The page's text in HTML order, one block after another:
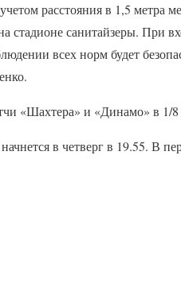
расстояния в 1,5 метра
стадионе санитайзеры. При
всех норм будет
«Шахтера» и «Динамо» в
в четверг в 19.55. В